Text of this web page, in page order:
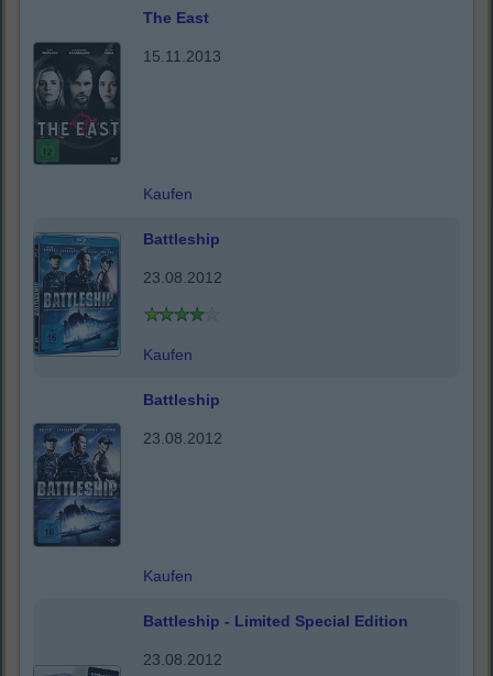
The East
15.11.2013
Kaufen
Battleship
23.08.2012
Kaufen
Battleship
23.08.2012
Kaufen
Battleship - Limited Special Edition
23.08.2012